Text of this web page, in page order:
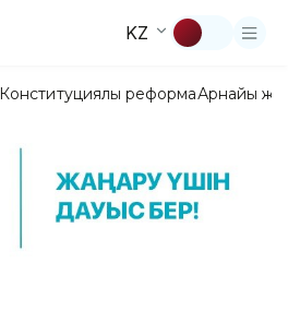
KZ
Конституциялық реформаАрнайы